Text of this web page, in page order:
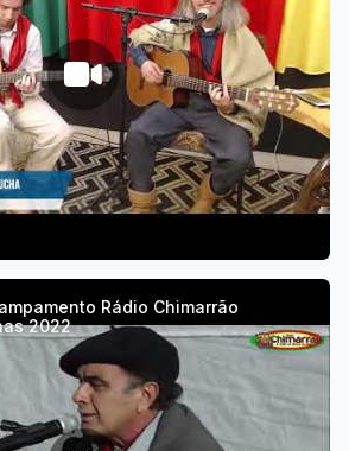
Rádio Chimarrão
2022